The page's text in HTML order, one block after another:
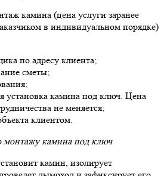
камина (цена услуги заранее
в индивидуальном порядке)
по адресу клиента;
сметы;
установка камина под ключ. Цена
не меняется;
клиентом.
монтажу камина под ключ
камин, изолирует